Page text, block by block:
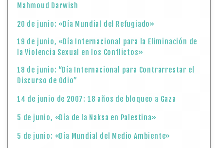
Mahmoud Darwish
20 de junio: «Día Mundial del Refugiado»
19 de junio, «Día Internacional para la Eliminación de
la Violencia Sexual en los Conflictos»
18 de junio: “Día Internacional para Contrarrestar el
Discurso de Odio”
14 de junio de 2007: 18 años de bloqueo a Gaza
5 de junio, «Día de la Naksa en Palestina»
5 de junio: «Día Mundial del Medio Ambiente»